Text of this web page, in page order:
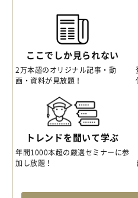
ここでしか見られない
2万本超のオリジナル記事・動
画・資料が見放題！
トレンドを聞いて学ぶ
年間1000本超の厳選セミナーに参
加し放題！